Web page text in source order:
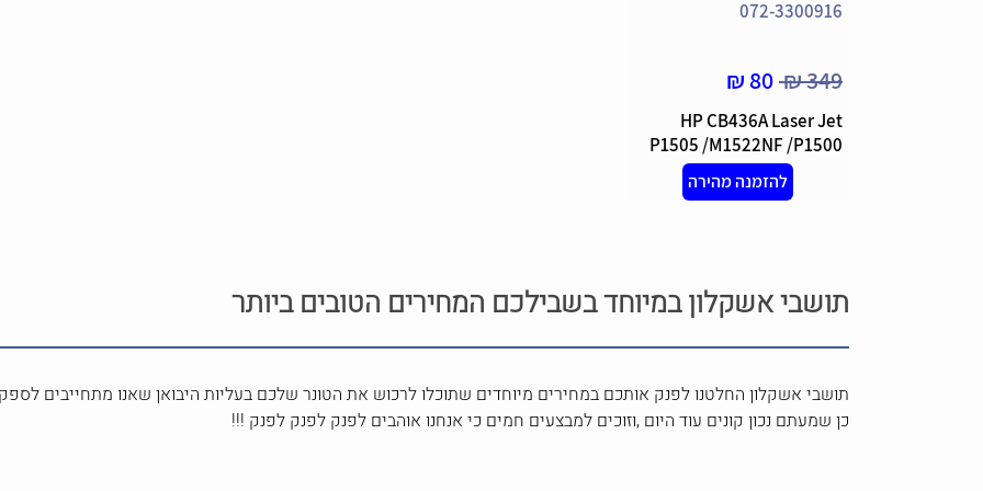
072-3300916
349 ₪
80 ₪
HP CB436A Laser Jet
P1505 /M1522NF /P1500
/M1120 /M1522 -טונר לייזר
להזמנה מהירה
תושבי אשקלון במיוחד בשבילכם המחירים הטובים ביותר
תושבי אשקלון החלטנו לפנק אותכם במחירים מיוחדים שתוכלו לרכוש את הטונר שלכם בעליות היבואן שאנו מתחייבים
כן שמעתם נכון קונים עוד היום ,וזוכים למבצעים חמים כי אנחנו אוהבים לפנק לפנק לפנק !!!